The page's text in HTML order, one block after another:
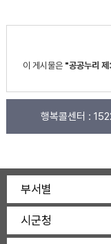
이 게시물은 "공공누리
행복콜센터 :
부서별
시군청